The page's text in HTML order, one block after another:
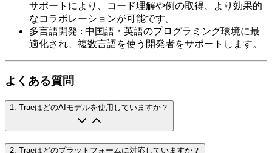
サポートにより、コード理解や例の取得、より効果的
なコラボレーションが可能です。
多言語開発 : 中国語・英語のプログラミング環境に最
適化され、複数言語を使う開発者をサポートします。
よくある質問
1. TraeはどのAIモデルを使用していますか？
2. Traeはどのプラットフォームに対応していますか？